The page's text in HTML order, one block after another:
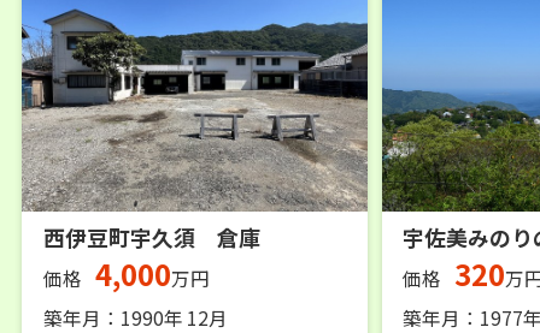
西伊豆町宇久須 倉庫
価格 4,000万円
築年月：1990年 12月
宇佐美みの
価格 320万
築年月：1977